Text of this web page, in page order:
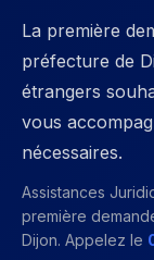
La première
préfecture de
étrangers
vous
nécessaires.
Assistances
première
Dijon. Appelez le